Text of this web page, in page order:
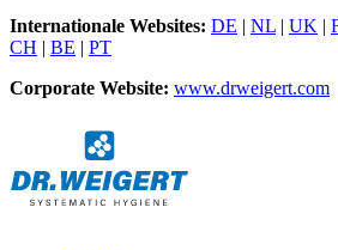
Internationale Websites: DE | NL | UK |
CH | BE | PT
Corporate Website: www.drweigert.com